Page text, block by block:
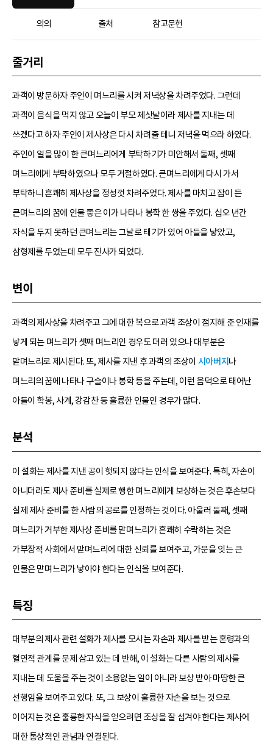
의의 출처 참고문헌
줄거리
과객이 방문하자 주인이 며느리를 시켜 저녁상을 차려주었다. 그런데
과객이 음식을 먹지 않고 오늘이 부모 제삿날이라 제사를 지내는 데
쓰겠다고 하자 주인이 제사상은 다시 차려줄 테니 저녁을 먹으라 하였다.
주인이 일을 많이 한 큰며느리에게 부탁하기가 미안해서 둘째, 셋째
며느리에게 부탁하였으나 모두 거절하였다. 큰며느리에게 다시 가서
부탁하니 흔쾌히 제사상을 정성껏 차려주었다. 제사를 마치고 잠이 든
큰며느리의 꿈에 인물 좋은 이가 나타나 봉학 한 쌍을 주었다. 십오 년간
자식을 두지 못하던 큰며느리는 그날로 태기가 있어 아들을 낳았고,
삼형제를 두었는데 모두 진사가 되었다.
변이
과객의 제사상을 차려주고 그에 대한 복으로 과객 조상이 점지해 준 인재를
낳게 되는 며느리가 셋째 며느리인 경우도 더러 있으나 대부분은
맏며느리로 제시된다. 또, 제사를 지낸 후 과객의 조상이 시아버지 나
며느리의 꿈에 나타나 구슬이나 봉학 등을 주는데, 이런 음덕으로 태어난
아들이 학봉, 사계, 강감찬 등 훌륭한 인물인 경우가 많다.
분석
이 설화는 제사를 지낸 공이 헛되지 않다는 인식을 보여준다. 특히, 자손이
아니더라도 제사 준비를 실제로 행한 며느리에게 보상하는 것은 후손보다
실제 제사 준비를 한 사람의 공로를 인정하는 것이다. 아울러 둘째, 셋째
며느리가 거부한 제사상 준비를 맏며느리가 흔쾌히 수락하는 것은
가부장적 사회에서 맏며느리에 대한 신뢰를 보여주고, 가문을 잇는 큰
인물은 맏며느리가 낳아야 한다는 인식을 보여준다.
특징
대부분의 제사 관련 설화가 제사를 모시는 자손과 제사를 받는 혼령과의
혈연적 관계를 문제 삼고 있는 데 반해, 이 설화는 다른 사람의 제사를
지내는 데 도움을 주는 것이 소용없는 일이 아니라 보상 받아 마땅한 큰
선행임을 보여주고 있다. 또, 그 보상이 훌륭한 자손을 보는 것으로
이어지는 것은 훌륭한 자식을 얻으려면 조상을 잘 섬겨야 한다는 제사에
대한 통상적인 관념과 연결된다.